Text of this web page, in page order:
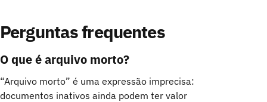
Perguntas frequentes
O que é arquivo morto?
“Arquivo morto” é uma expressão imprecisa:
documentos inativos ainda podem ter valor